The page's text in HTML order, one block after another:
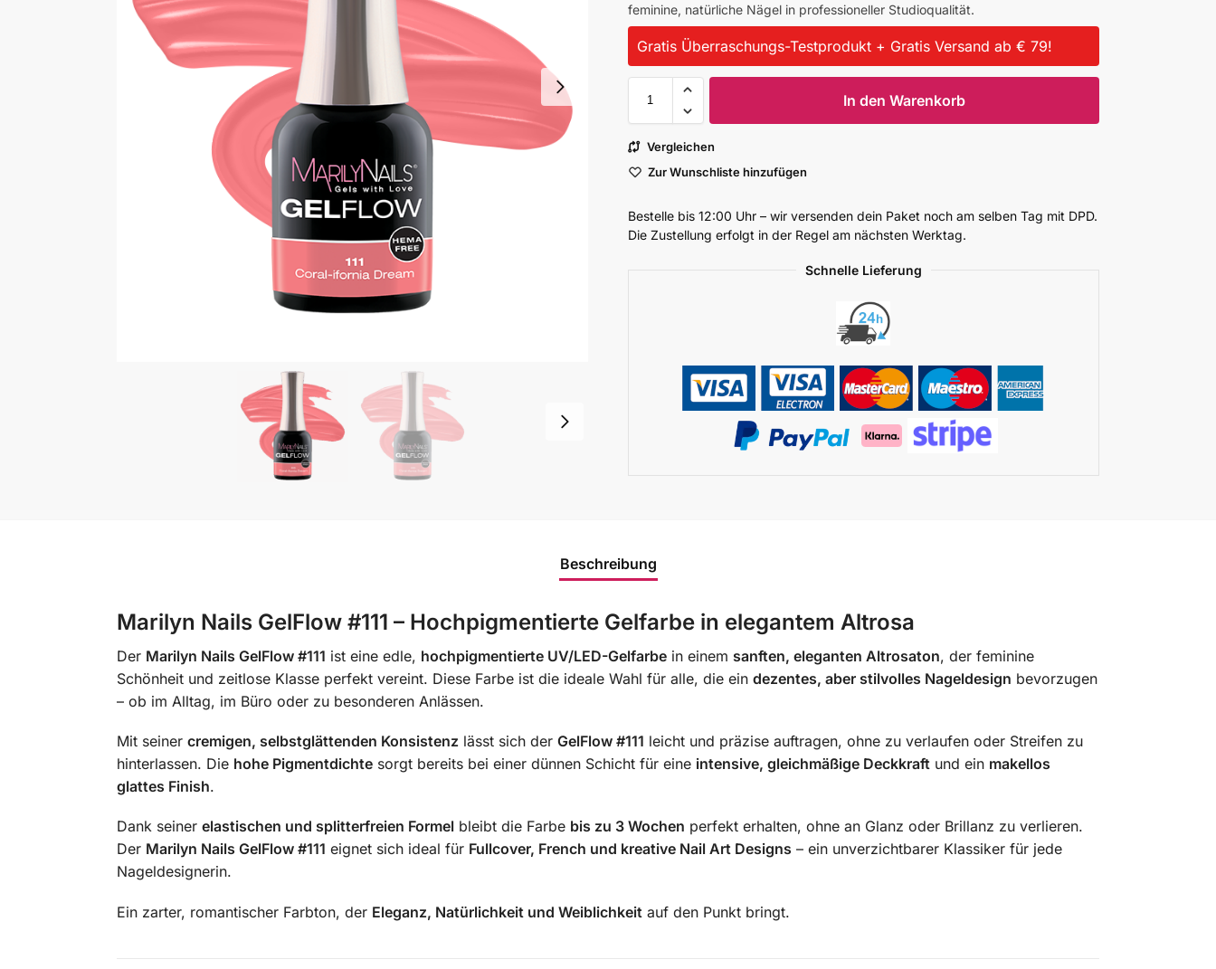
feminine, natürliche Nägel in professioneller Studioqualität.
Gratis Überraschungs-Testprodukt + Gratis Versand ab € 79!
In den Warenkorb
Vergleichen
Zur Wunschliste hinzufügen
Bestelle bis 12:00 Uhr – wir versenden dein Paket noch am selben Tag mit DPD.
Die Zustellung erfolgt in der Regel am nächsten Werktag.
Schnelle Lieferung
Beschreibung
Marilyn Nails GelFlow #111 – Hochpigmentierte Gelfarbe in elegantem Altrosa
Der Marilyn Nails GelFlow #111 ist eine edle, hochpigmentierte UV/LED-Gelfarbein einem sanften, eleganten Altrosaton, der feminine
Schönheit und zeitlose Klasse perfekt vereint. Diese Farbe ist die ideale Wahl für alle, die ein dezentes, aber stilvolles Nageldesign bevorzugen
– ob im Alltag, im Büro oder zu besonderen Anlässen.
Mit seiner cremigen, selbstglättenden Konsistenzlässt sich der GelFlow #111 leicht und präzise auftragen, ohne zu verlaufen oder Streifen zu
hinterlassen. Die hohe Pigmentdichtesorgt bereits bei einer dünnen Schicht für eine intensive, gleichmäßige Deckkraftund ein makellos
glattes Finish.
Dank seiner elastischen und splitterfreien Formelbleibt die Farbe bis zu 3 Wochen perfekt erhalten, ohne an Glanz oder Brillanz zu verlieren.
Der Marilyn Nails GelFlow #111 eignet sich ideal für Fullcover, French und kreative Nail Art Designs – ein unverzichtbarer Klassiker für jede
Nageldesignerin.
Ein zarter, romantischer Farbton, der Eleganz, Natürlichkeit und Weiblichkeit auf den Punkt bringt.